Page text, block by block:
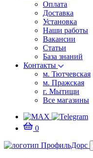
Оплата
Доставка
Установка
Наши работы
Вакансии
Статьи
База знаний
Контакты
м. Тютчевская
м. Пражская
г. Мытищи
Все магазины
0